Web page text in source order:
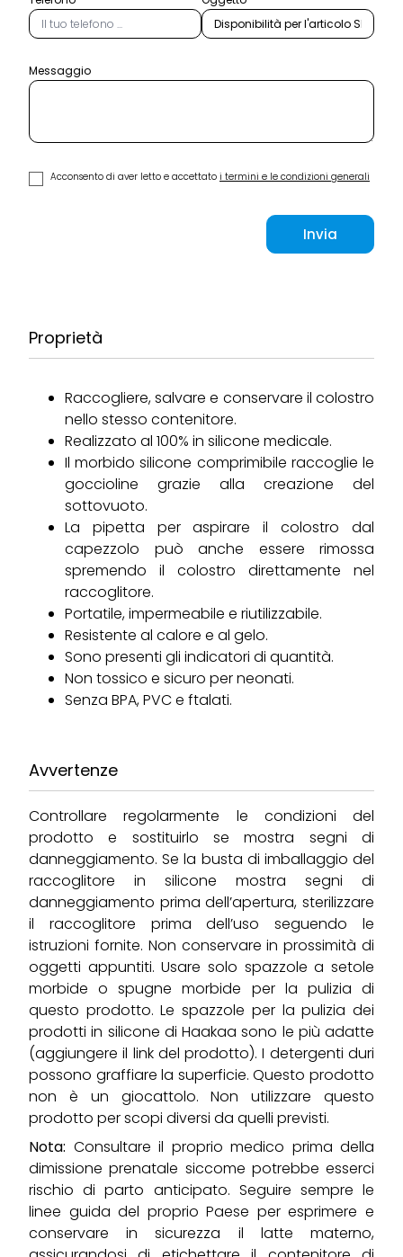
Messaggio
Acconsento di aver letto e accettato i termini e le condizioni generali
Invia
Proprietà
Raccogliere, salvare e conservare il colostro
nello stesso contenitore.
Realizzato al 100% in silicone medicale.
Il morbido silicone comprimibile raccoglie le
goccioline grazie alla creazione del
sottovuoto.
La pipetta per aspirare il colostro dal
capezzolo può anche essere rimossa
spremendo il colostro direttamente nel
raccoglitore.
Portatile, impermeabile e riutilizzabile.
Resistente al calore e al gelo.
Sono presenti gli indicatori di quantità.
Non tossico e sicuro per neonati.
Senza BPA, PVC e ftalati.
Avvertenze
Controllare regolarmente le condizioni del
prodotto e sostituirlo se mostra segni di
danneggiamento. Se la busta di imballaggio del
raccoglitore in silicone mostra segni di
danneggiamento prima dell’apertura, sterilizzare
il raccoglitore prima dell’uso seguendo le
istruzioni fornite. Non conservare in prossimità di
oggetti appuntiti. Usare solo spazzole a setole
morbide o spugne morbide per la pulizia di
questo prodotto. Le spazzole per la pulizia dei
prodotti in silicone di Haakaa sono le più adatte
(aggiungere il link del prodotto). I detergenti duri
possono graffiare la superficie. Questo prodotto
non è un giocattolo. Non utilizzare questo
prodotto per scopi diversi da quelli previsti.
Nota: Consultare il proprio medico prima della
dimissione prenatale siccome potrebbe esserci
rischio di parto anticipato. Seguire sempre le
linee guida del proprio Paese per esprimere e
conservare in sicurezza il latte materno,